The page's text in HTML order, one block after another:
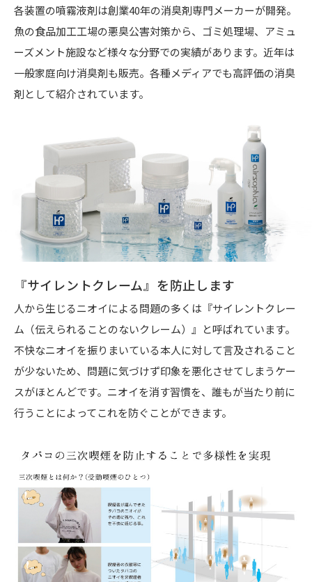
各装置の噴霧液剤は創業40年の消臭剤専門メーカーが開発。
魚の食品加工工場の悪臭公害対策から、ゴミ処理場、アミュ
ーズメント施設など様々な分野での実績があります。近年は
一般家庭向け消臭剤も販売。各種メディアでも高評価の消臭
剤として紹介されています。
『サイレントクレーム』を防止します
人から生じるニオイによる問題の多くは『サイレントクレー
ム（伝えられることのないクレーム）』と呼ばれています。
不快なニオイを振りまいている本人に対して言及されること
が少ないため、問題に気づけず印象を悪化させてしまうケー
スがほとんどです。ニオイを消す習慣を、誰もが当たり前に
行うことによってこれを防ぐことができます。